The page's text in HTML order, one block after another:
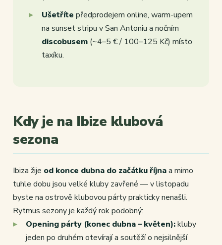
Ušetříte předprodejem online, warm-upem
na sunset stripu v San Antoniu a nočním
discobusem (~4–5 € / 100–125 Kč) místo
taxíku.
Kdy je na Ibize klubová
sezona
Ibiza žije od konce dubna do začátku říjnaa mimo
tuhle dobu jsou velké kluby zavřené — v listopadu
byste na ostrově klubovou párty prakticky nenašli.
Rytmus sezony je každý rok podobný:
Opening párty (konec dubna – květen):kluby
jeden po druhém otevírají a soutěží o nejsilnější